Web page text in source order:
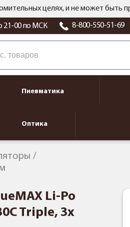
целях, и не может быть
21-00 по МСК 8-800-550-51-69
Пневматика
Оптика
Li-Po
Triple, 3x